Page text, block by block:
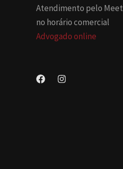
Atendimento pelo Meet
no horário comercial
Advogado online